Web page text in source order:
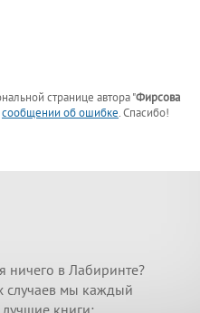
странице автора "Фирсова
сообщении об ошибке. Спасибо!
ничего в Лабиринте?
случаев мы каждый